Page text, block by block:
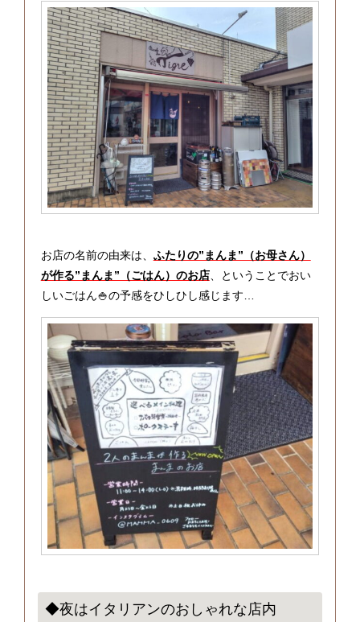
お店の名前の由来は、 ふたりの”まんま”（お母さん）
が作る”まんま”（ごはん）のお店、ということでおい
しいごはん🍚の予感をひしひし感じます…
◆夜はイタリアンのおしゃれな店内